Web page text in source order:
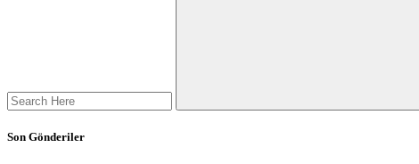
Son Gönderiler